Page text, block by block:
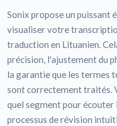
Sonix propose un puissant
visualiser votre
traduction en Lituanien.
précision, l'ajustement du
la garantie que les termes
sont correctement traités.
quel segment pour
processus de révision